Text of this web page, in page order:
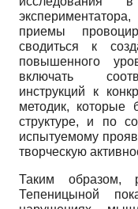
приемы
сводиться к
повышенного
включать
инструкций к
методик, которые
структуре, и по
испытуемому
творческую
Таким образом,
Тепеницыной